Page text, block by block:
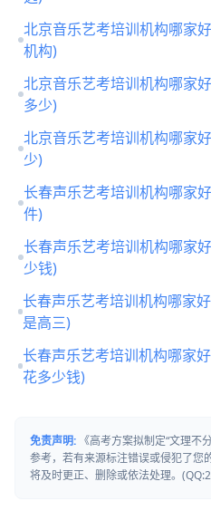
北京音乐艺考培训机构哪家
机构)
北京音乐艺考培训机构哪家
多少)
北京音乐艺考培训机构哪家
少)
长春声乐艺考培训机构哪家
件)
长春声乐艺考培训机构哪家
少钱)
长春声乐艺考培训机构哪家
是高三)
长春声乐艺考培训机构哪家
花多少钱)
免责声明: 《高考方案拟制定“文理不
参考，若有来源标注错误或侵犯了您
将及时更正、删除或依法处理。